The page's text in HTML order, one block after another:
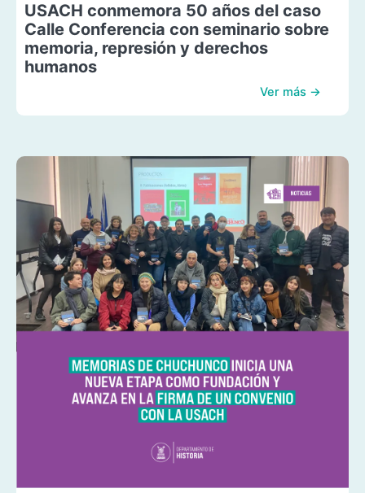
USACH conmemora 50 años del caso
Calle Conferencia con seminario sobre
memoria, represión y derechos
humanos
Ver más →